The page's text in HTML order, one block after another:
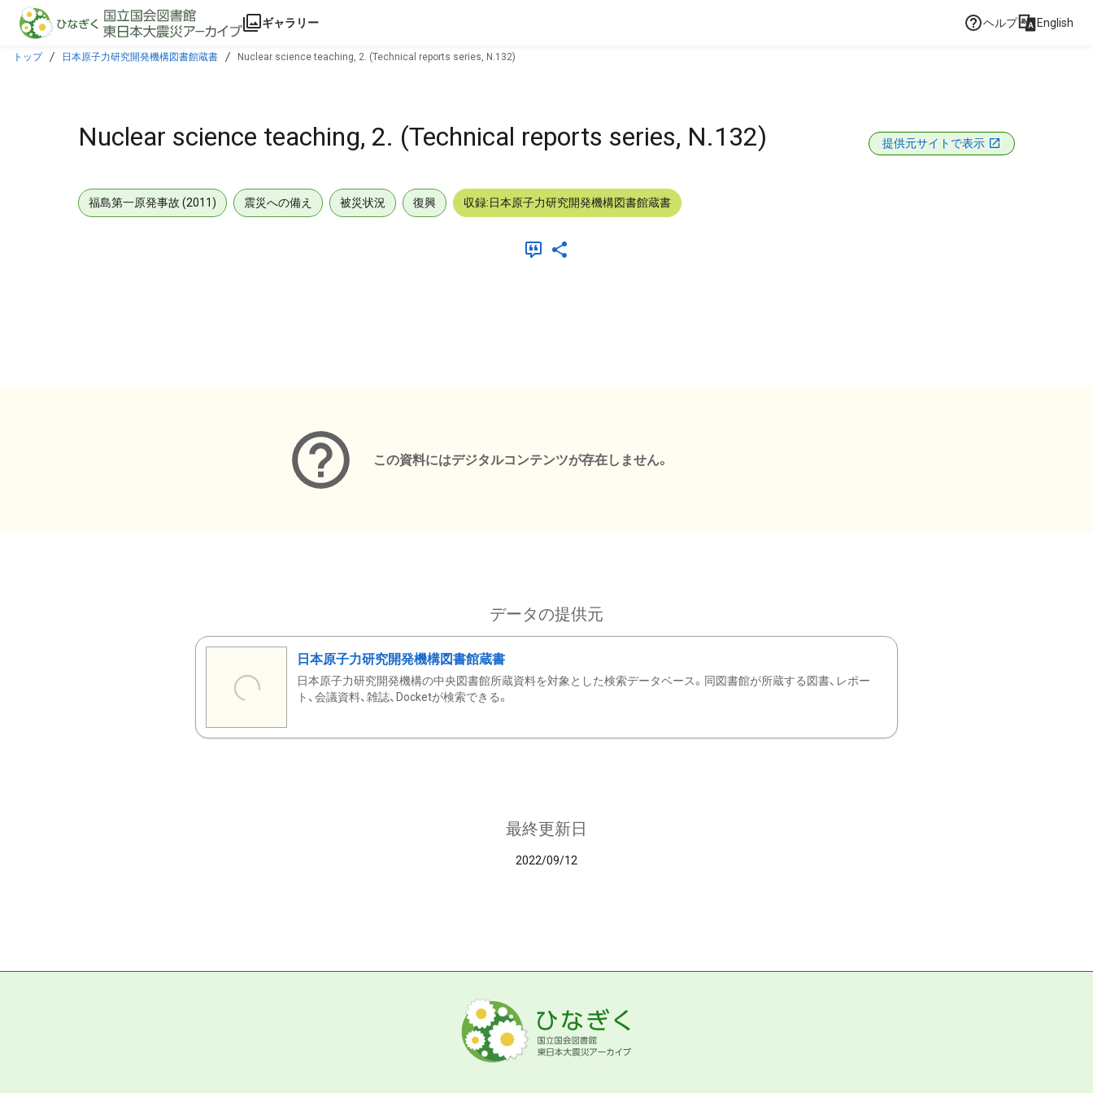
本文に飛ぶ
ギャラリー ヘルプ English
トップ 日本原子力研究開発機構図書館蔵書 Nuclear science teaching, 2. (Technical reports series, N.132)
Nuclear science teaching, 2. (Technical reports series, N.132) 提供元サイトで表示
福島第一原発事故 (2011) 震災への備え 被災状況 復興 収録:日本原子力研究開発機構図書館蔵書
この資料にはデジタルコンテンツが存在しません。
データの提供元
日本原子力研究開発機構図書館蔵書
日本原子力研究開発機構の中央図書館所蔵資料を対象とした検索データベース。同図書館が所蔵する図書、レポー
ト、会議資料、雑誌、Docketが検索できる。
最終更新日
2022/09/12